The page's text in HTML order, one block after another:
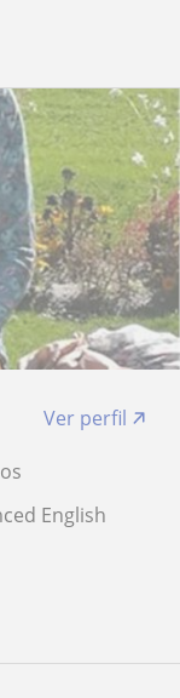
Ver perfil
English